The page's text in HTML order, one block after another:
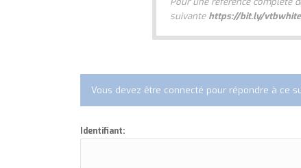
suivante https://bit.ly/
Vous devez être connecté pour répondre à ce
Identifiant: